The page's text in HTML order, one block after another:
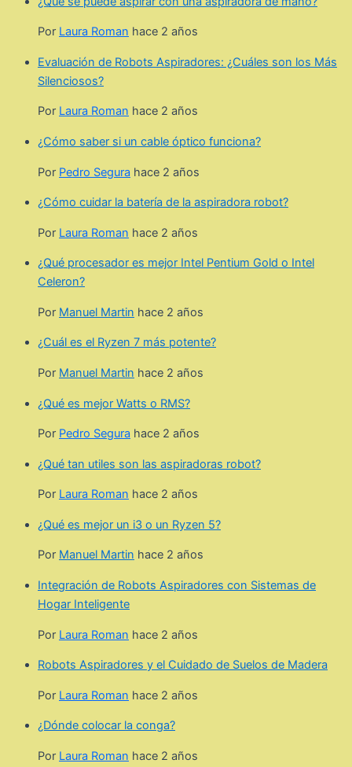
Por Laura Roman hace 2 años
Evaluación de Robots Aspiradores: ¿Cuáles son los Más
Silenciosos?
Por Laura Roman hace 2 años
¿Cómo saber si un cable óptico funciona?
Por Pedro Segura hace 2 años
¿Cómo cuidar la batería de la aspiradora robot?
Por Laura Roman hace 2 años
¿Qué procesador es mejor Intel Pentium Gold o Intel
Celeron?
Por Manuel Martin hace 2 años
¿Cuál es el Ryzen 7 más potente?
Por Manuel Martin hace 2 años
¿Qué es mejor Watts o RMS?
Por Pedro Segura hace 2 años
¿Qué tan utiles son las aspiradoras robot?
Por Laura Roman hace 2 años
¿Qué es mejor un i3 o un Ryzen 5?
Por Manuel Martin hace 2 años
Integración de Robots Aspiradores con Sistemas de
Hogar Inteligente
Por Laura Roman hace 2 años
Robots Aspiradores y el Cuidado de Suelos de Madera
Por Laura Roman hace 2 años
¿Dónde colocar la conga?
Por Laura Roman hace 2 años